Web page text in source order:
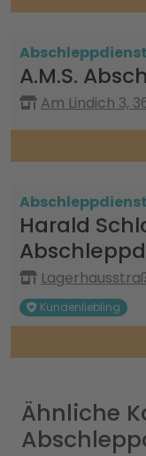
Abschleppdienst
A.M.S.
Am Lindich 3,
Abschleppdienst
Harald
Kundenliebling
Ähnliche